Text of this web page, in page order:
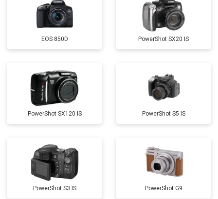
EOS 850D PowerShot SX20 IS
PowerShot SX120 IS PowerShot S5 IS
PowerShot S3 IS PowerShot G9